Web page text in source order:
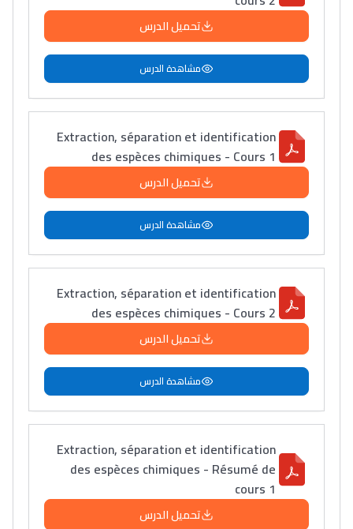
تحميل الدرس
مشاهدة الدرس
Extraction, séparation et identification
des espèces chimiques - Cours 1
تحميل الدرس
مشاهدة الدرس
Extraction, séparation et identification
des espèces chimiques - Cours 2
تحميل الدرس
مشاهدة الدرس
Extraction, séparation et identification
des espèces chimiques - Résumé de
cours 1
تحميل الدرس